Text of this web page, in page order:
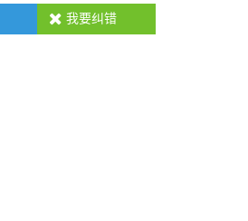
我要纠错